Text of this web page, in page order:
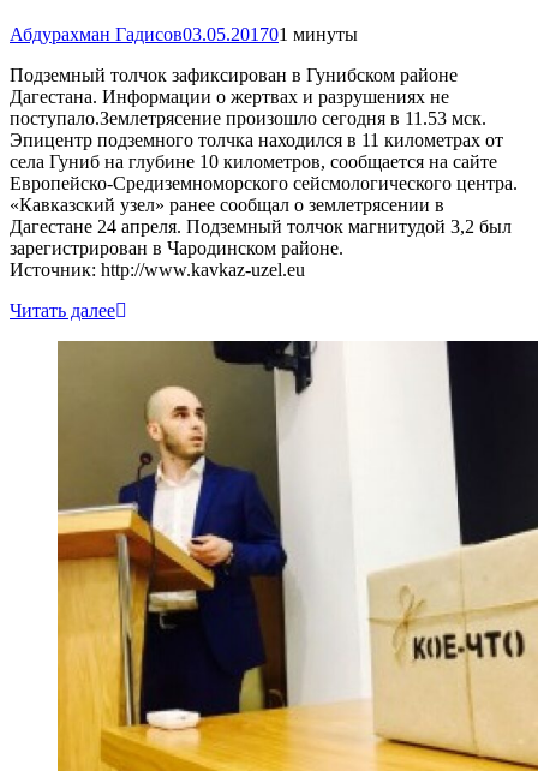
Абдурахман Гадисов03.05.201701 минуты
Подземный толчок зафиксирован в Гунибском районе
Дагестана. Информации о жертвах и разрушениях не
поступало.Землетрясение произошло сегодня в 11.53 мск.
Эпицентр подземного толчка находился в 11 километрах от
села Гуниб на глубине 10 километров, сообщается на сайте
Европейско-Средиземноморского сейсмологического центра.
«Кавказский узел» ранее сообщал о землетрясении в
Дагестане 24 апреля. Подземный толчок магнитудой 3,2 был
зарегистрирован в Чародинском районе.
Источник: http://www.kavkaz-uzel.eu
Читать далее